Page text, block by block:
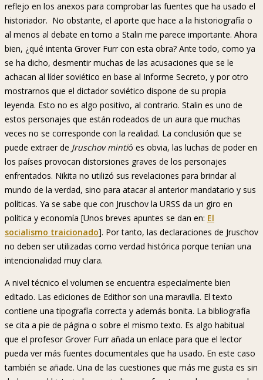
reflejo en los anexos para comprobar las fuentes que ha usado el
historiador. No obstante, el aporte que hace a la historiografía o
al menos al debate en torno a Stalin me parece importante. Ahora
bien, ¿qué intenta Grover Furr con esta obra? Ante todo, como ya
se ha dicho, desmentir muchas de las acusaciones que se le
achacan al líder soviético en base al Informe Secreto, y por otro
mostrarnos que el dictador soviético dispone de su propia
leyenda. Esto no es algo positivo, al contrario. Stalin es uno de
estos personajes que están rodeados de un aura que muchas
veces no se corresponde con la realidad. La conclusión que se
puede extraer de Jruschov mintió es obvia, las luchas de poder en
los países provocan distorsiones graves de los personajes
enfrentados. Nikita no utilizó sus revelaciones para brindar al
mundo de la verdad, sino para atacar al anterior mandatario y sus
políticas. Ya se sabe que con Jruschov la URSS da un giro en
política y economía [Unos breves apuntes se dan en: El
socialismo traicionado]. Por tanto, las declaraciones de Jruschov
no deben ser utilizadas como verdad histórica porque tenían una
intencionalidad muy clara.
A nivel técnico el volumen se encuentra especialmente bien
editado. Las ediciones de Edithor son una maravilla. El texto
contiene una tipografía correcta y además bonita. La bibliografía
se cita a pie de página o sobre el mismo texto. Es algo habitual
que el profesor Grover Furr añada un enlace para que el lector
pueda ver más fuentes documentales que ha usado. En este caso
también se añade. Una de las cuestiones que más me gusta es sin